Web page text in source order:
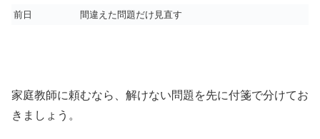
前日
間違えた問題だけ見直す
家庭教師に頼むなら、解けない問題を先に付箋で分けてお
きましょう。